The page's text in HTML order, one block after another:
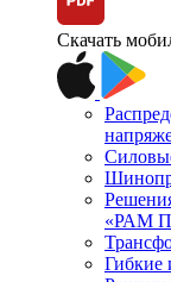
Скачать
«РАМ
Гибкие